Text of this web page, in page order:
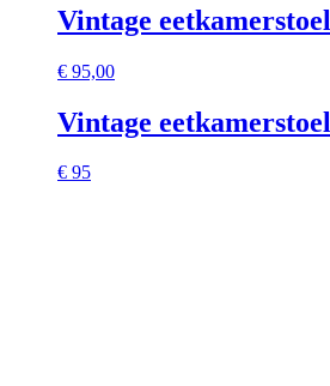
Vintage eetkamerstoel
€ 95,00
Vintage eetkamerstoel
€ 95